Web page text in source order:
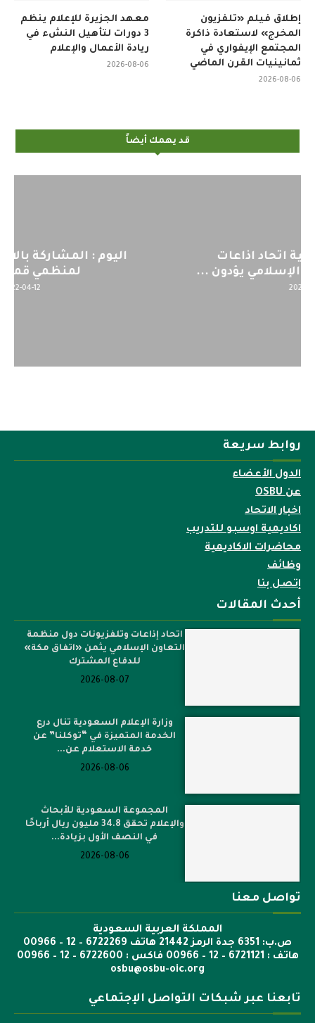
معهد الجزيرة للإعلام ينظم
3 دورات لتأهيل النشء في
ريادة الأعمال والإعلام
2026-08-06
إطلاق فيلم «تلفزيون
المخرج» لاستعادة ذاكرة
المجتمع الإيفواري في
ثمانينيات القرن الماضي
2026-08-06
قد يهمك أيضاً
اليوم : المشاركة بالاجتماع التحضيري
لمنظمي قمة اسيا...
روابط سريعة
الدول الأعضاء
عن OSBU
اخبار الاتحاد
اكاديمية اوسبو للتدريب
محاضرات الاكاديمية
وظائف
إتصل بنا
أحدث المقالات
اتحاد إذاعات وتلفزيونات دول منظمة
التعاون الإسلامي يثمن «اتفاق مكة»
للدفاع المشترك
2026-08-07
وزارة الإعلام السعودية تنال درع
الخدمة المتميزة في “توكلنا” عن
خدمة الاستعلام عن...
2026-08-06
المجموعة السعودية للأبحاث
والإعلام تحقق 34.8 مليون ريال أرباحًا
في النصف الأول بزيادة...
2026-08-06
تواصل معنا
المملكة العربية السعودية
ص.ب: 6351 جدة الرمز 21442 هاتف 6722269 – 12 – 00966
هاتف : 6721121 – 12 – 00966 فاكس : 6722600 – 12 – 00966
osbu@osbu-oic.org
تابعنا عبر شبكات التواصل الإجتماعي